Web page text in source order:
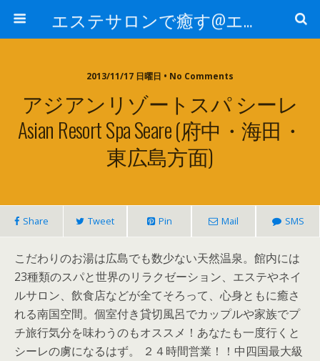
エステサロンで癒す@エステ～全国エステ情報
2013/11/17 日曜日 • No Comments
アジアンリゾートスパ シーレ
Asian Resort Spa Seare (府中・海田・
東広島方面)
Share Tweet Pin Mail SMS
こだわりのお湯は広島でも数少ない天然温泉。館内には
23種類のスパと世界のリラクゼーション、エステやネイ
ルサロン、飲食店などが全てそろって、心身ともに癒さ
れる南国空間。個室付き貸切風呂でカップルや家族でプ
チ旅行気分を味わうのもオススメ！あなたも一度行くと
シーレの虜になるはず。 ２４時間営業！！中四国最大級